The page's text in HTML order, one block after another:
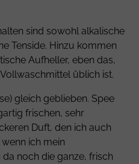
sind sowohl alkalische
Tenside. Hinzu kommen
Aufheller, eben das,
üblich ist.
gleich geblieben. Spee
frischen, sehr
Duft, den ich auch
ich mein
noch die ganze, frisch